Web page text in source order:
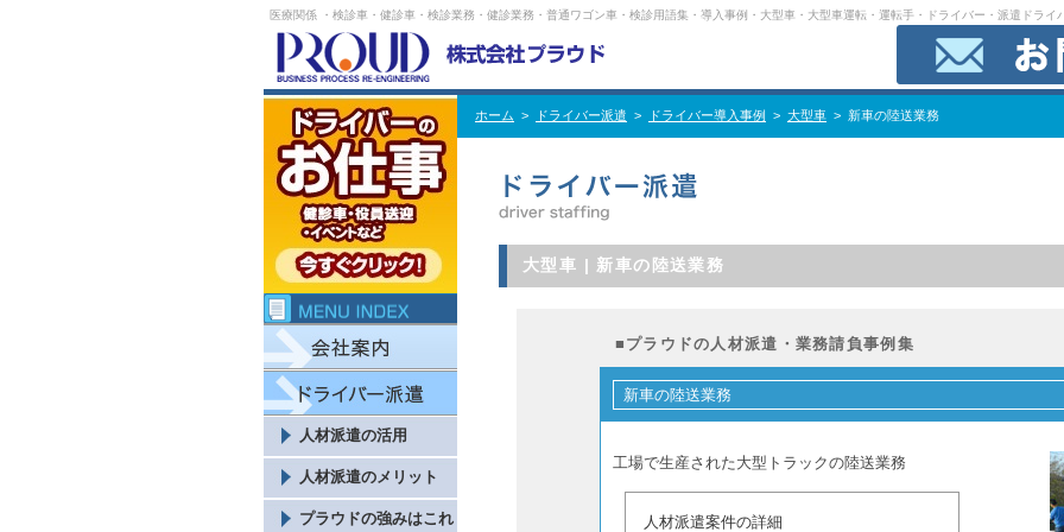
医療関係 ・検診車・健診車・検診業務・健診業務・普通ワゴン車・検診用語集・導入事例・大型車・大型車運転・運転手・ドライバー・派遣ドライ
ホーム > ドライバー派遣 > ドライバー導入事例 > 大型車 > 新車の陸送業務
大型車 | 新車の陸送業務
■プラウドの人材派遣・業務請負事例集
新車の陸送業務
工場で生産された大型トラックの陸送業務
人材派遣案件の詳細
人材派遣の活用
人材派遣のメリット
プラウドの強みはこれ